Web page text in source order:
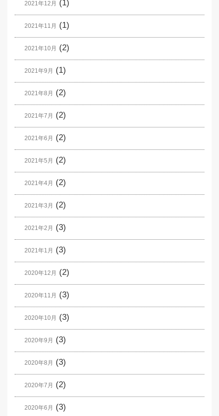
2021年12月 (1)
2021年11月 (1)
2021年10月 (2)
2021年9月 (1)
2021年8月 (2)
2021年7月 (2)
2021年6月 (2)
2021年5月 (2)
2021年4月 (2)
2021年3月 (2)
2021年2月 (3)
2021年1月 (3)
2020年12月 (2)
2020年11月 (3)
2020年10月 (3)
2020年9月 (3)
2020年8月 (3)
2020年7月 (2)
2020年6月 (3)